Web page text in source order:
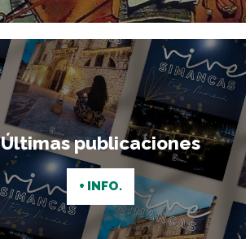
Últimas publicaciones
+ INFO.